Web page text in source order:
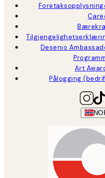
Desenio
Art
Pålogging